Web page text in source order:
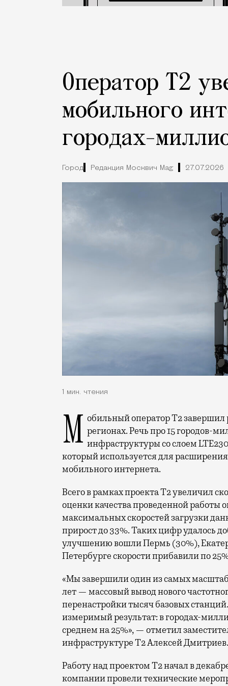
Оператор Т2
мобильного
городах-
Город Редакция Москвич Mag 27.07.2026
1 мин. чтения
Мобильный оператор Т2 завершил работы по увеличению скорости интернета в регионах. Речь про 15 городов-
инфраструктуры со слоем
который используется для
мобильного интернета.
Всего в рамках проекта Т2 увеличил
оценки качества проведенной работы
максимальных скоростей загрузки
прирост до 33%. Таких цифр удалось
улучшению вошли Пермь (30%),
Петербурге скорости прибавили по
«Мы завершили один из самых
лет — массовый вывод нового
перенастройки тысяч базовых
измеримый результат: в городах-
среднем на 25%», — отметил
инфраструктуре Т2 Алексей Дмитриев.
Работу над проектом Т2 начал в
компании провели технические